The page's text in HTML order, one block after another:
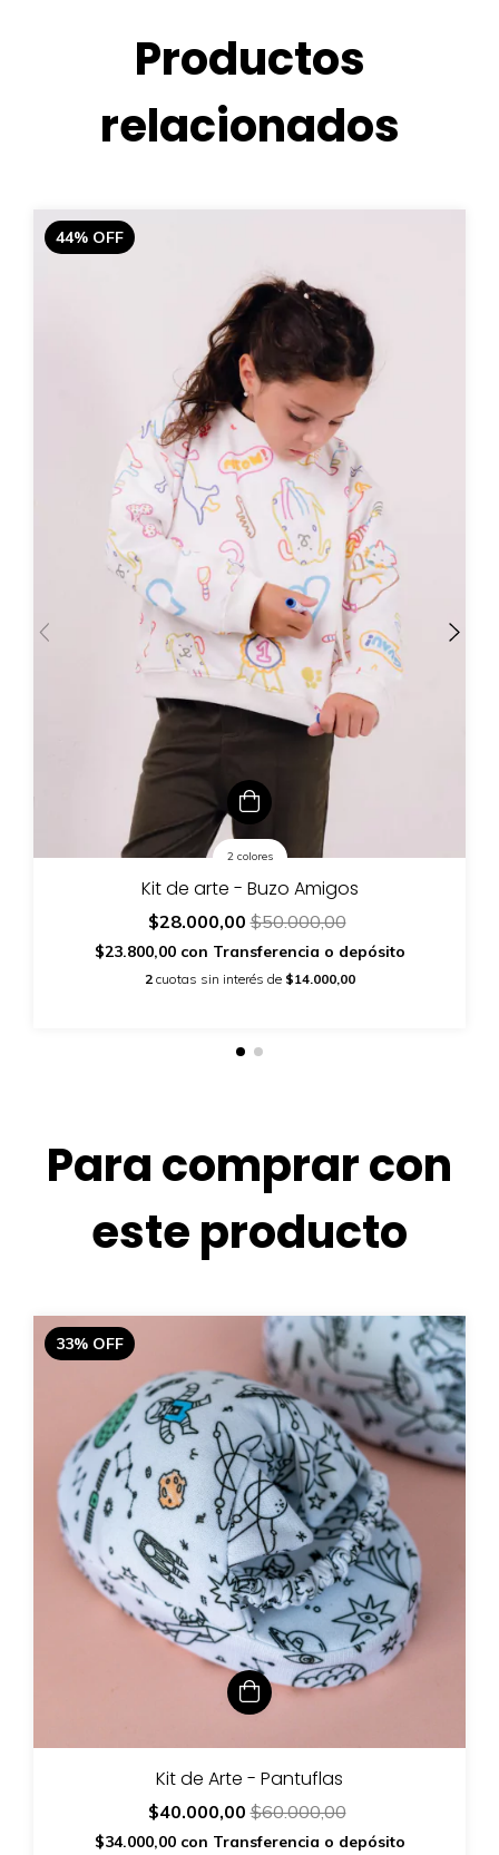
Productos
relacionados
44% OFF
2 colores
Kit de arte - Buzo Amigos
$28.000,00$50.000,00
$23.800,00 con Transferencia o depósito
2 cuotas sin interés de $14.000,00
Para comprar con
este producto
33% OFF
Kit de Arte - Pantuflas
$40.000,00$60.000,00
$34.000,00 con Transferencia o depósito